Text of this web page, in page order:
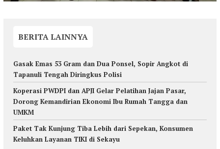
BERITA LAINNYA
Gasak Emas 53 Gram dan Dua Ponsel, Sopir Angkot di
Tapanuli Tengah Diringkus Polisi
Koperasi PWDPI dan APJI Gelar Pelatihan Jajan Pasar,
Dorong Kemandirian Ekonomi Ibu Rumah Tangga dan
UMKM
Paket Tak Kunjung Tiba Lebih dari Sepekan, Konsumen
Keluhkan Layanan TIKI di Sekayu